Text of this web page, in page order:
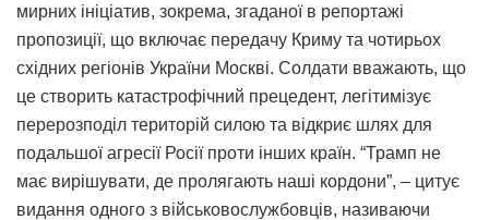
мирних ініціатив, зокрема, згаданої в репортажі
пропозиції, що включає передачу Криму та чотирьох
східних регіонів України Москві. Солдати вважають, що
це створить катастрофічний прецедент, легітимізує
перерозподіл територій силою та відкриє шлях для
подальшої агресії Росії проти інших країн. “Трамп не
має вирішувати, де пролягають наші кордони”, – цитує
видання одного з військовослужбовців, називаючи